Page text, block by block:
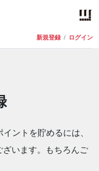
新規登録 / ログイン
ントを貯めるには、
います。もちろんご